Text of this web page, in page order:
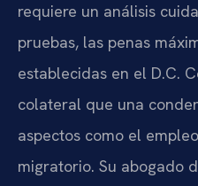
requiere un análisis
pruebas, las penas
establecidas en el D.C.
colateral que una
aspectos como el
migratorio. Su abogado